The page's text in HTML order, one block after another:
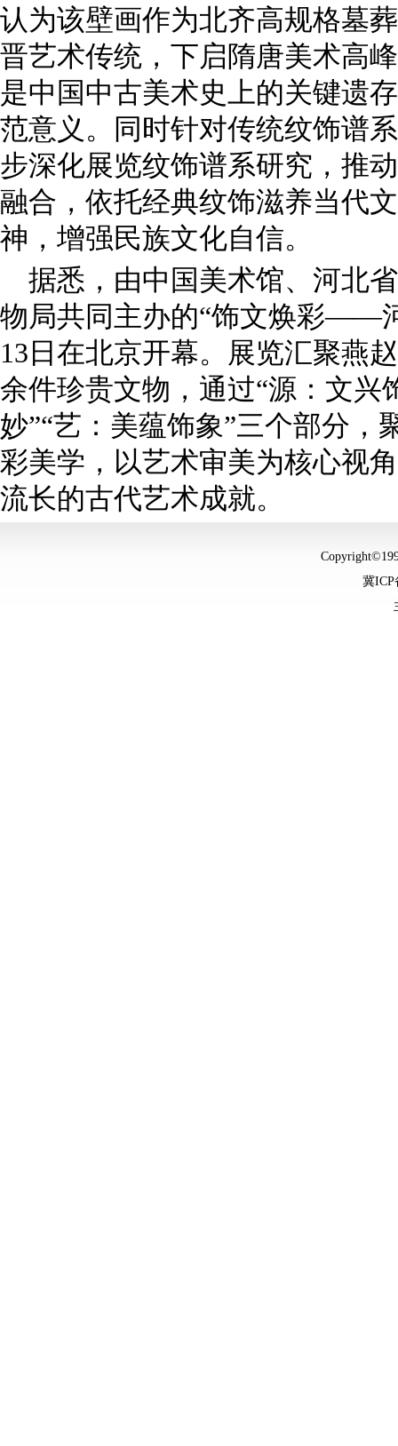
认为该壁画作为北齐高规格墓
晋艺术传统，下启隋唐美术高
是中国中古美术史上的关键遗
范意义。同时针对传统纹饰谱
步深化展览纹饰谱系研究，推
融合，依托经典纹饰滋养当代
神，增强民族文化自信。
据悉，由中国美术馆、河北
物局共同主办的“饰文焕彩——
13日在北京开幕。展览汇聚燕
余件珍贵文物，通过“源：文兴
妙”“艺：美蕴饰象”三个部分，
彩美学，以艺术审美为核心视
流长的古代艺术成就。
冀ICP